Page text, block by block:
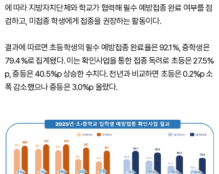
에 따라 지방자치단체와 학교가 협력해 필수 예방접종 완료 여부를 점
검하고, 미접종 학생에게 접종을 권장하는 활동이다.
결과에 따르면 초등학생의 필수 예방접종 완료율은 92.1%, 중학생은
79.4%로 집계됐다. 이는 확인사업을 통한 접종 독려로 초등은 27.5%
p, 중등은 40.5%p 상승한 수치다. 전년과 비교하면 초등은 0.2%p 소
폭 감소했으나 중등은 3.0%p 올랐다.